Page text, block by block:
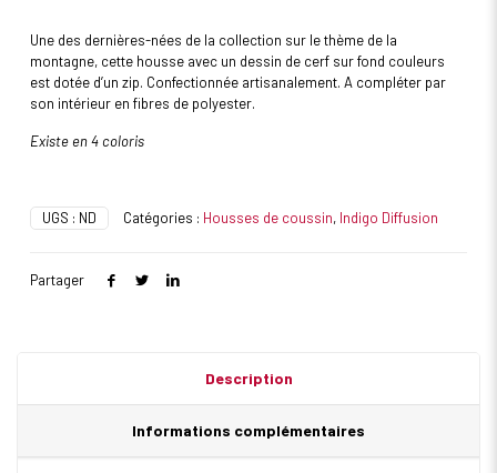
Une des dernières-nées de la collection sur le thème de la
montagne, cette housse avec un dessin de cerf sur fond couleurs
est dotée d’un zip. Confectionnée artisanalement. A compléter par
son intérieur en fibres de polyester.
Existe en 4 coloris
UGS : ND Catégories : Housses de coussin, Indigo Diffusion
Partager
Description
Informations complémentaires